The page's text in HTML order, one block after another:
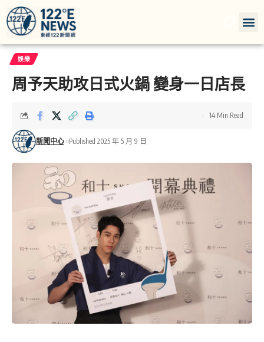
娛樂
周予天助攻日式火鍋 變身一日店長
新聞中心 Published 2025 年 5 月 9 日
14 Min Read